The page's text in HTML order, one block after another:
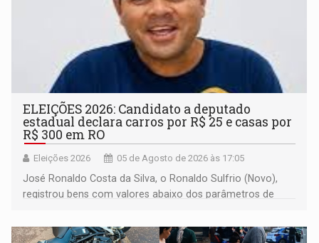
ELEIÇÕES 2026: Candidato a deputado
estadual declara carros por R$ 25 e casas por
R$ 300 em RO
Eleições 2026 05 de Agosto de 2026 às 17:05
José Ronaldo Costa da Silva, o Ronaldo Sulfrio (Novo),
registrou bens com valores abaixo dos parâmetros de
milhões